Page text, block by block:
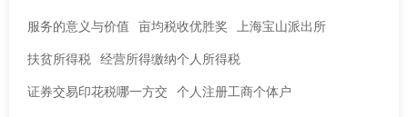
服务的意义与价值 亩均税收优胜奖 上海宝山派出所
扶贫所得税 经营所得缴纳个人所得税
证券交易印花税哪一方交 个人注册工商个体户